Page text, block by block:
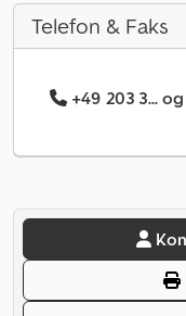
Telefon & Faks
+49 203 3...